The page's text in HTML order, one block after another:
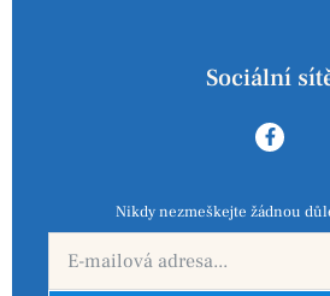
Sociální
Nikdy nezmeškejte žádnou